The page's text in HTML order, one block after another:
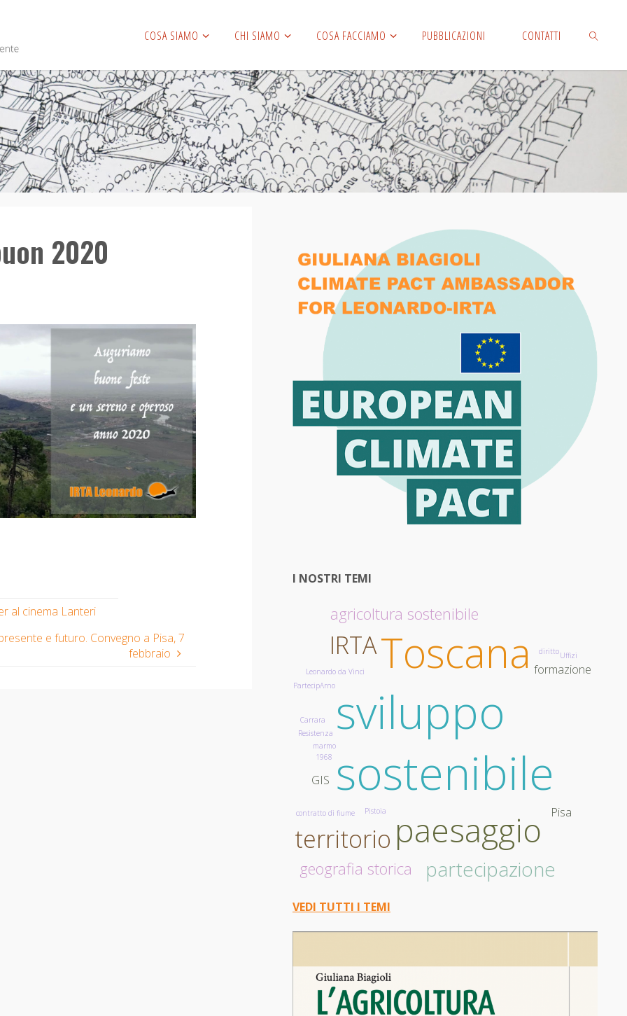
COSA SIAMO CHI SIAMO COSA FACCIAMO PUBBLICAZIONI CONTATTI
CERCA
2020
al cinema Lanteri
e futuro. Convegno a Pisa, 7
febbraio
I NOSTRI TEMI
sviluppo
sostenibile
Toscana
paesaggio
territorio
IRTA
partecipazione
agricoltura sostenibile
geografia storica
formazione
Pisa
GIS
contratto di fiume
Resistenza
Carrara
marmo
Pistoia
1968
Leonardo da Vinci
PartecipArno
dirittoUffizi
VEDI TUTTI I TEMI